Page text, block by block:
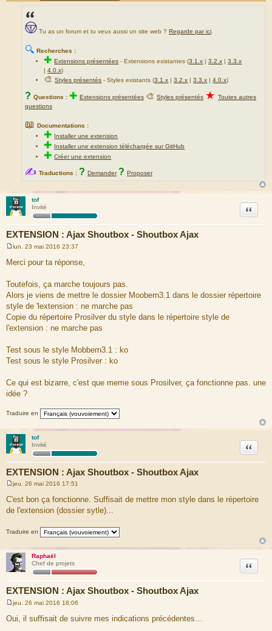
Tu as un forum et tu veux aussi un site web ? Regarde par ici.
🔍 Recherches :
✚Extensions présentées -Extensions existantes (3.1.x |3.2.x |3.3.x
|4.0.x)
🎨Styles présentés - Styles existants (3.1.x |3.2.x |3.3.x |4.0.x)
? Questions : ✚ Extensions présentées 🎨 Styles présentés ★ Toutes autres
questions
📖 Documentations :
✚ Installer une extension
✚ Installer une extension téléchargée sur GitHub
✚Créer une extension
✍ Traductions : ? Demander ? Proposer
tof
Invité
EXTENSION : Ajax Shoutbox - Shoutbox Ajax
Citation
s
g
e
lun. 23 mai 2016 23:37
Merci pour ta réponse,
Toutefois, ça marche toujours pas.
Alors je viens de mettre le dossier Moobern3.1 dans le dossier répertoire
style de 'lextension : ne marche pas
Copie du répertoire Prosilver du style dans le répertoire style de
l'extension : ne marche pas
Test sous le style Mobbern3.1 : ko
Test sous le style Prosilver : ko
Ce qui est bizarre, c'est que meme sous Prosilver, ça fonctionne pas. une
idée ?
Traduire en
tof
Invité
EXTENSION : Ajax Shoutbox - Shoutbox Ajax
Citation
M
s
s
e
jeu. 26 mai 2016 17:51
C'est bon ça fonctionne. Suffisait de mettre mon style dans le répertoire
de l'extension (dossier sytle)...
Traduire en
Raphaël
Chef de projets
EXTENSION : Ajax Shoutbox - Shoutbox Ajax
Citation
M
s
jeu. 26 mai 2016 18:06
Oui, il suffisait de suivre mes indications précédentes…